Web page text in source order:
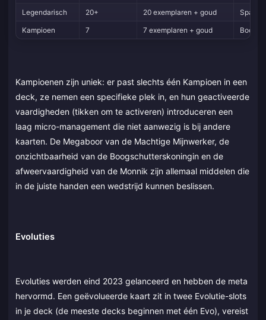
Legendarisch
20+ 20 exemplaren + goud
Kampioen
7 7 exemplaren + goud
Kampioenen zijn uniek: er past slechts één Kampioen in een
deck, ze nemen een specifieke plek in, en hun geactiveerde
vaardigheden (tikken om te activeren) introduceren een
laag micro-management die niet aanwezig is bij andere
kaarten. De Megaboor van de Machtige Mijnwerker, de
onzichtbaarheid van de Boogschutterskoningin en de
afweervaardigheid van de Monnik zijn allemaal middelen die
in de juiste handen een wedstrijd kunnen beslissen.
Evoluties
Evoluties werden eind 2023 gelanceerd en hebben de meta
hervormd. Een geëvolueerde kaart zit in twee Evolutie-slots
in je deck (de meeste decks beginnen met één Evo), vereist